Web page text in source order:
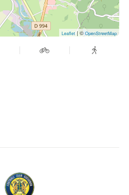
Leaflet| © OpenStreetMap